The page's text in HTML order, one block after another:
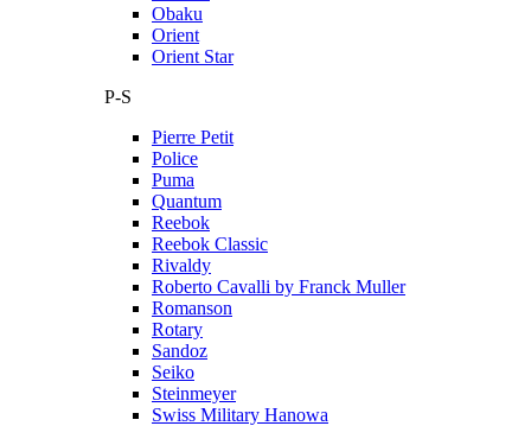
Obaku
Orient
Orient Star
P-S
Pierre Petit
Police
Puma
Quantum
Reebok
Reebok Classic
Rivaldy
Roberto Cavalli by Franck Muller
Romanson
Rotary
Sandoz
Seiko
Steinmeyer
Swiss Military Hanowa